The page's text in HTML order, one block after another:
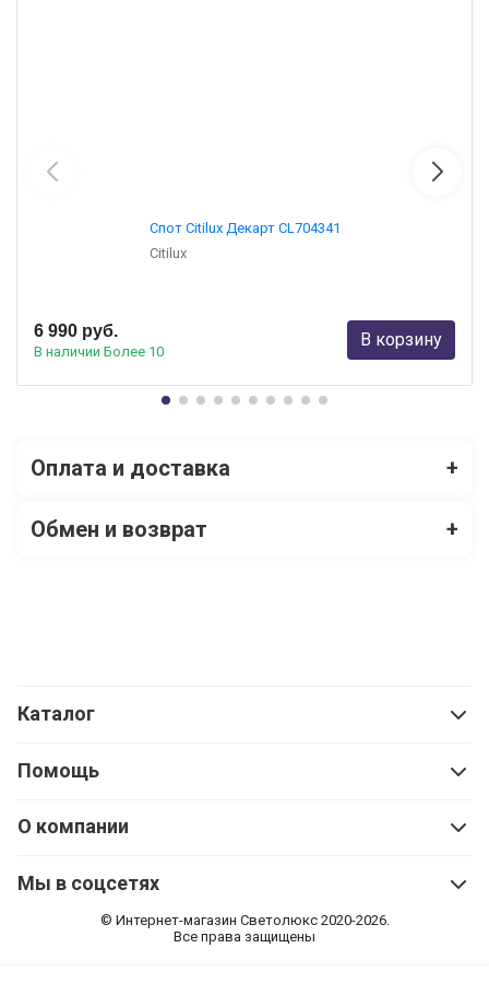
Спот Citilux Декарт CL704341
Citilux
6 990 руб.
В наличии Более 10
В корзину
Оплата и доставка +
Обмен и возврат +
Каталог
Помощь
О компании
Мы в соцсетях
© Интернет-магазин Cветолюкс 2020-2026.
Все права защищены